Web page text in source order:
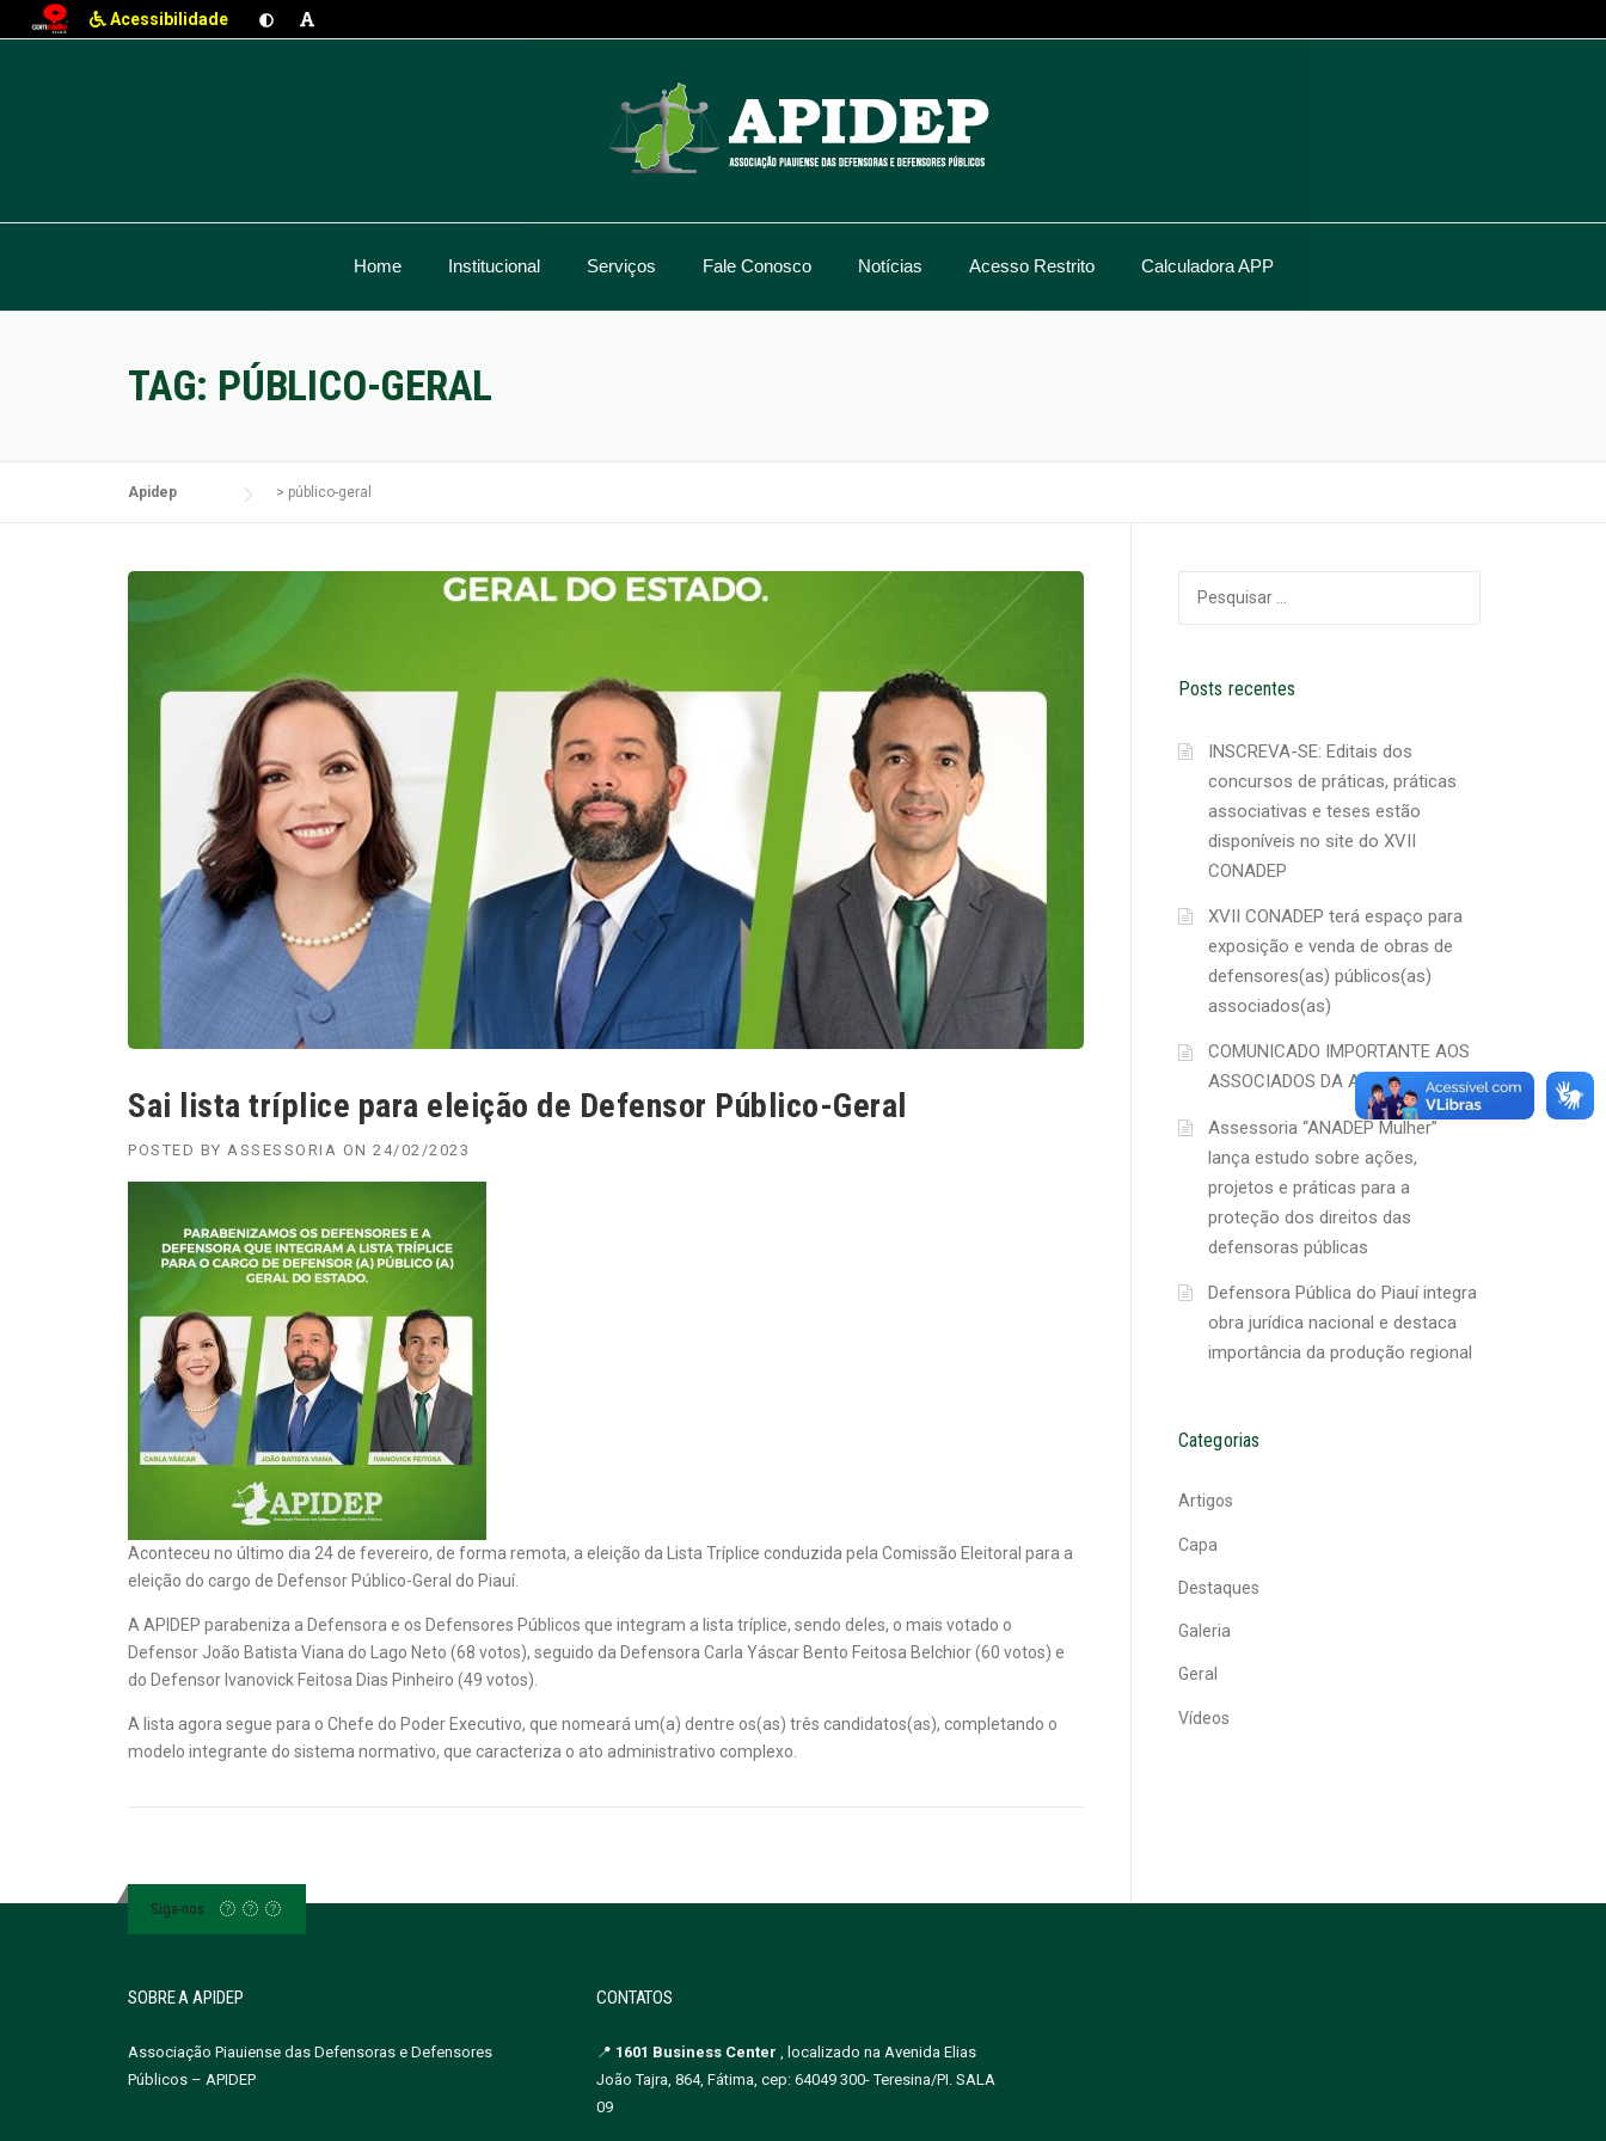
Acessibilidade
Home Institucional Serviços Fale Conosco Notícias Acesso Restrito Calculadora APP
TAG: PÚBLICO-GERAL
Apidep > público-geral
Sai lista tríplice para eleição de Defensor Público-Geral
POSTED BY ASSESSORIA ON 24/02/2023
Aconteceu no último dia 24 de fevereiro, de forma remota, a eleição da Lista Tríplice conduzida pela Comissão Eleitoral para a
eleição do cargo de Defensor Público-Geral do Piauí.
A APIDEP parabeniza a Defensora e os Defensores Públicos que integram a lista tríplice, sendo deles, o mais votado o
Defensor João Batista Viana do Lago Neto (68 votos), seguido da Defensora Carla Yáscar Bento Feitosa Belchior (60 votos) e
do Defensor Ivanovick Feitosa Dias Pinheiro (49 votos).
A lista agora segue para o Chefe do Poder Executivo, que nomeará um(a) dentre os(as) três candidatos(as), completando o
modelo integrante do sistema normativo, que caracteriza o ato administrativo complexo.
Posts recentes
INSCREVA-SE: Editais dos
concursos de práticas, práticas
associativas e teses estão
disponíveis no site do XVII
CONADEP
XVII CONADEP terá espaço para
exposição e venda de obras de
defensores(as) públicos(as)
associados(as)
COMUNICADO IMPORTANTE AOS
ASSOCIADOS DA APIDEP
Assessoria “ANADEP Mulher”
lança estudo sobre ações,
projetos e práticas para a
proteção dos direitos das
defensoras públicas
Defensora Pública do Piauí integra
obra jurídica nacional e destaca
importância da produção regional
Categorias
Artigos
Capa
Destaques
Galeria
Geral
Vídeos
Siga-nos
SOBRE A APIDEP
Associação Piauiense das Defensoras e Defensores
Públicos – APIDEP
CONTATOS
📍 1601 Business Center , localizado na Avenida Elias
João Tajra, 864, Fátima, cep: 64049 300- Teresina/PI. SALA
09